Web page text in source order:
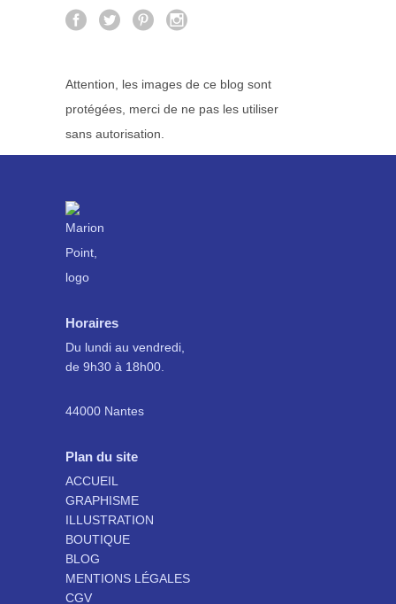
Attention, les images de ce blog sont
protégées, merci de ne pas les utiliser
sans autorisation.
Horaires
Du lundi au vendredi,
de 9h30 à 18h00.
44000 Nantes
Plan du site
ACCUEIL
GRAPHISME
ILLUSTRATION
BOUTIQUE
BLOG
MENTIONS LÉGALES
CGV